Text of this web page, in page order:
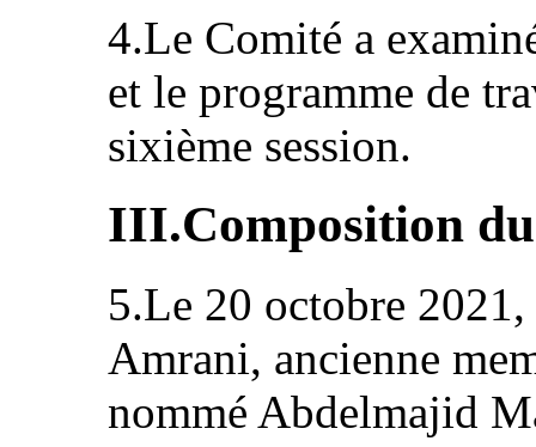
4.Le Comité a
et le programme de
sixième session.
III.Composition
5.Le 20 octobre 2021,
Amrani, ancienne
nommé Abdelmajid